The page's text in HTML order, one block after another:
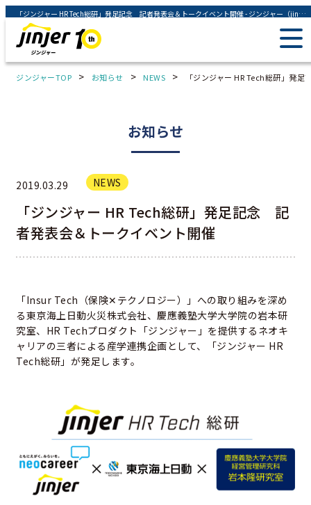
「ジンジャー HR Tech総研」発足記念 記者発表会＆トークイベント開催 - ジンジャー（jinjer）｜統合型人事システム
ジンジャーTOP > お知らせ > NEWS > 「ジンジャー HR Tech総研」発
お知らせ
2019.03.29 NEWS
「ジンジャー HR Tech総研」発足記念 記
者発表会＆トークイベント開催
「Insur Tech（保険✕テクノロジー）」への取り組みを深め
る東京海上日動火災株式会社、慶應義塾大学大学院の岩本研
究室、HR Techプロダクト「ジンジャー」を提供するネオキ
ャリアの三者による産学連携企画として、「ジンジャー HR
Tech総研」が発足します。